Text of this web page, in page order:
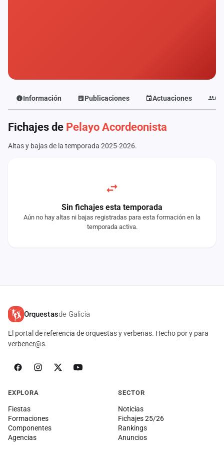
Información Publicaciones Actuaciones
Fichajes de Pelayo Acordeonista
Altas y bajas de la temporada 2025-2026.
Sin fichajes esta temporada
Aún no hay altas ni bajas registradas para esta formación en la
temporada activa.
Orquestasde Galicia
El portal de referencia de orquestas y verbenas. Hecho por y para
verbener@s.
EXPLORA
Fiestas
Formaciones
Componentes
Agencias
SECTOR
Noticias
Fichajes 25/26
Rankings
Anuncios
Agencias
Rankings
Vídeos